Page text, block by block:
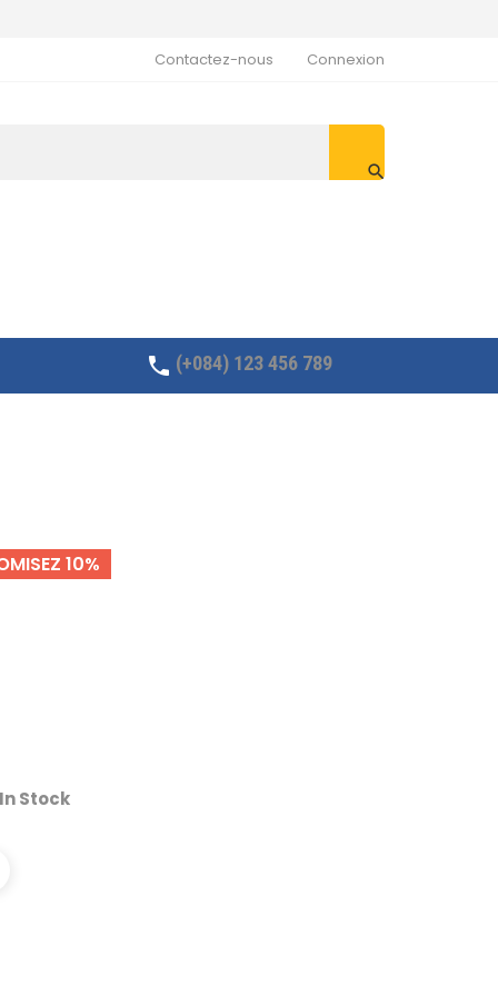
Connexion
Contactez-nous

 (+084) 123 456 789
10%
Stock